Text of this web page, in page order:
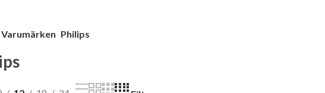
Varumärken Philips